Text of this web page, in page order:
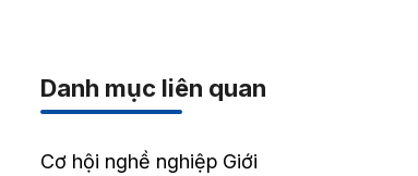
Danh mục liên quan
Cơ hội nghề nghiệp Giới